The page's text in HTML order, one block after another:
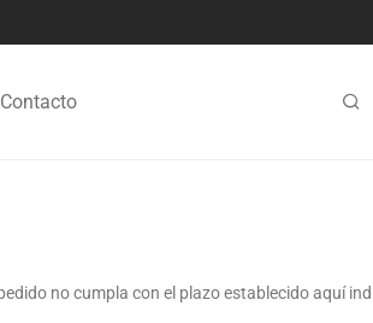
Contacto
no cumpla con el plazo establecido aquí